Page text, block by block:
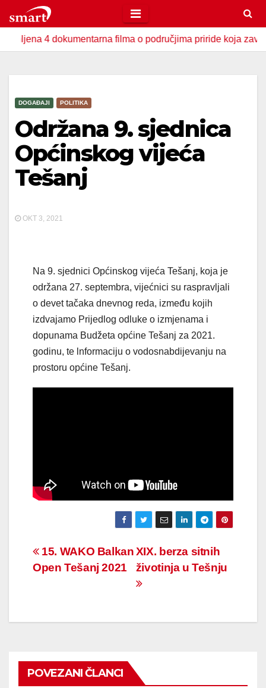
to
content
4 dokumentarna filma o područjima priride koja zavrjeđuju
DOGAĐAJI POLITIKA
Održana 9. sjednica
Općinskog vijeća
Tešanj
OKT 3, 2021
Na 9. sjednici Općinskog vijeća Tešanj, koja je
održana 27. septembra, vijećnici su raspravljali
o devet tačaka dnevnog reda, između kojih
izdvajamo Prijedlog odluke o izmjenama i
dopunama Budžeta općine Tešanj za 2021.
godinu, te lnformaciju o vodosnabdijevanju na
prostoru općine Tešanj.
Navigacija
članaka
XIX. berza sitnih
životinja u Tešnju
15. WAKO Balkan
Open Tešanj 2021
POVEZANI ČLANCI